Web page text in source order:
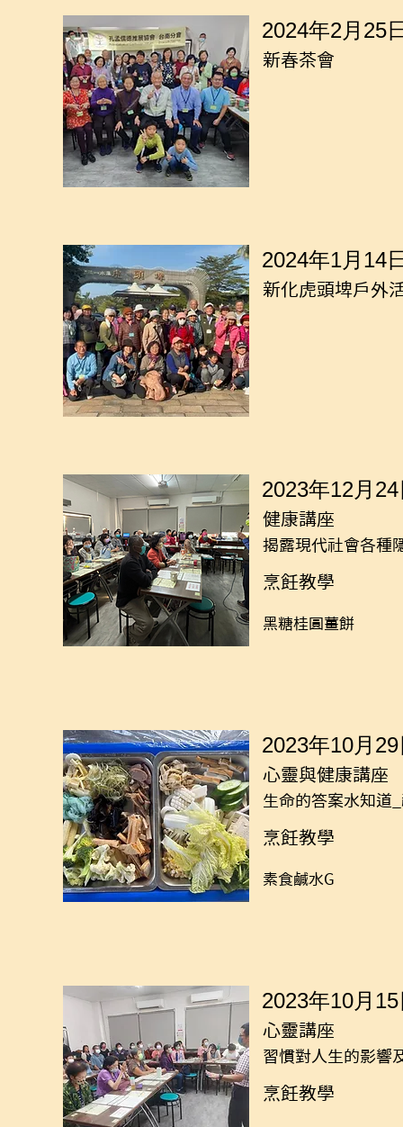
2024年2月25
新春茶會
2024年1月14
新化虎頭埤戶外
2023年12月
健康講座
揭露現代社會各種
烹飪教學
黑糖桂圓薑餅
2023年10月
心靈與健康講座
生命的答案水知道
烹飪教學
素食鹹水G
2023年10月
心靈講座
習慣對人生的影響
烹飪教學